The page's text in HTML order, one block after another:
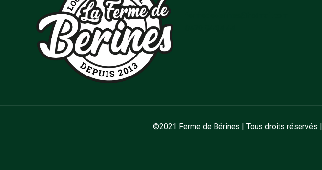
©2021 Ferme de Bérines | Tous droits réservés |